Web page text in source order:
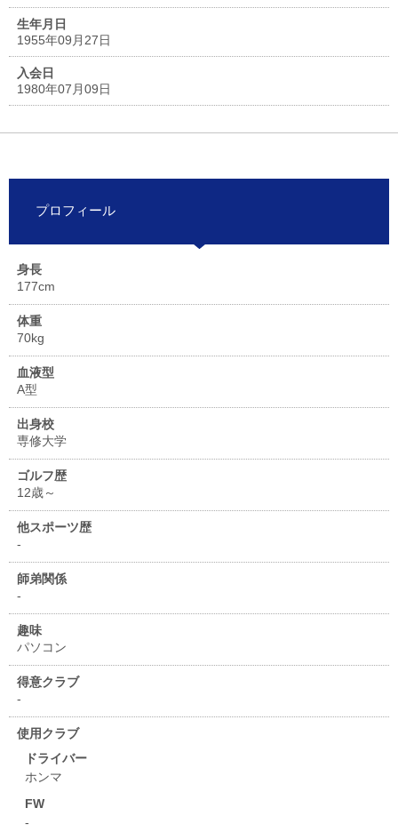
生年月日
1955年09月27日
入会日
1980年07月09日
プロフィール
身長
177cm
体重
70kg
血液型
A型
出身校
専修大学
ゴルフ歴
12歳～
他スポーツ歴
-
師弟関係
-
趣味
パソコン
得意クラブ
-
使用クラブ
ドライバー
ホンマ
FW
-